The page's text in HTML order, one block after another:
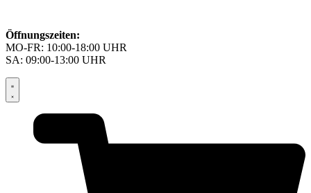
Öffnungszeiten:
MO-FR: 10:00-18:00 UHR
SA: 09:00-13:00 UHR